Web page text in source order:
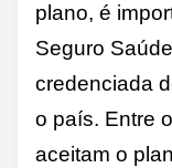
plano, é
Seguro
credenciada
o país. Entre
aceitam o